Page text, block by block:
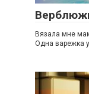
Вязала мне
Одна варежка